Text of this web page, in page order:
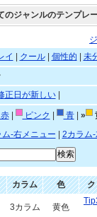
のジャンルのテンプレ
イ クール| 個性的
未
正日が新しい|
| ピンク 青| »
-右メニュー 2カラム
カラム 色 ク
3カラム 黄色